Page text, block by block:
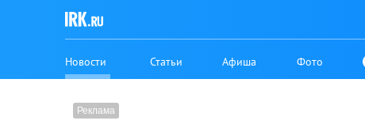
Новости Статьи Афиша Фото